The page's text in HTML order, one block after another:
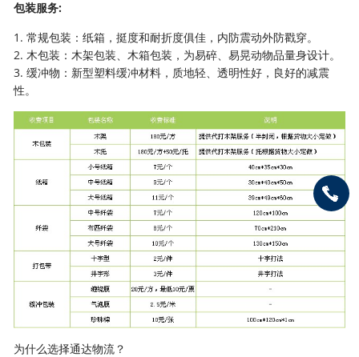
包装服务:
1. 常规包装：纸箱，挺度和耐折度俱佳，内防震动外防戳穿。
2. 木包装：木架包装、木箱包装，为易碎、易晃动物品量身设计。
3. 缓冲物：新型塑料缓冲材料，质地轻、透明性好，良好的减震
性。
为什么选择通达物流？